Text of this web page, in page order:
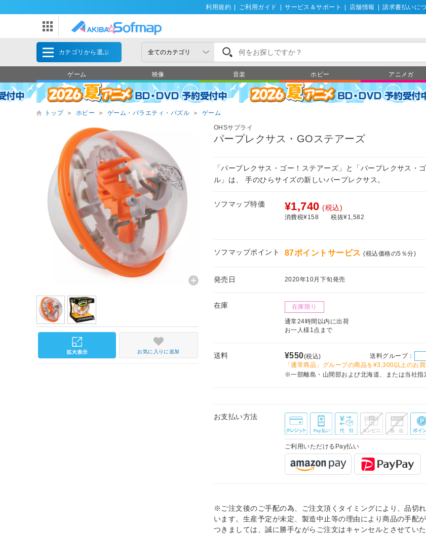
利用規約 ご利用ガイド サービス＆サポート 店舗情報 請求書払いに
カテゴリから選ぶ
ゲーム 映像 音楽 ホビー アニメガ
トップ ＞ ホビー ＞ ゲーム・バラエティ・パズル ＞ ゲーム
OHSサプライ
パープレクサス・GOステアーズ
「パープレクサス・ゴー！ステアーズ」と「パープレクサス・
ル」は、 手のひらサイズの新しいパープレクサス。
ソフマップ特価 ¥1,740 (税込)
消費税¥158 税抜¥1,582
ソフマップポイント 87ポイントサービス(税込価格の5％分)
発売日 2020年10月下旬発売
在庫 在庫限り
通常24時間以内に出荷
お一人様1点まで
送料 ¥550(税込) 送料グループ：
「通常商品」グループの商品を¥3,300以上のお
※一部離島・山間部および北海道、または当社指
お支払い方法
ご利用いただけるPay払い
※ご注文後のご手配の為、ご注文頂くタイミングにより、品切
います。生産予定が未定、製造中止等の理由により商品の手配
つきましては、誠に勝手ながらご注文はキャンセルとさせてい
お気に入りに追加